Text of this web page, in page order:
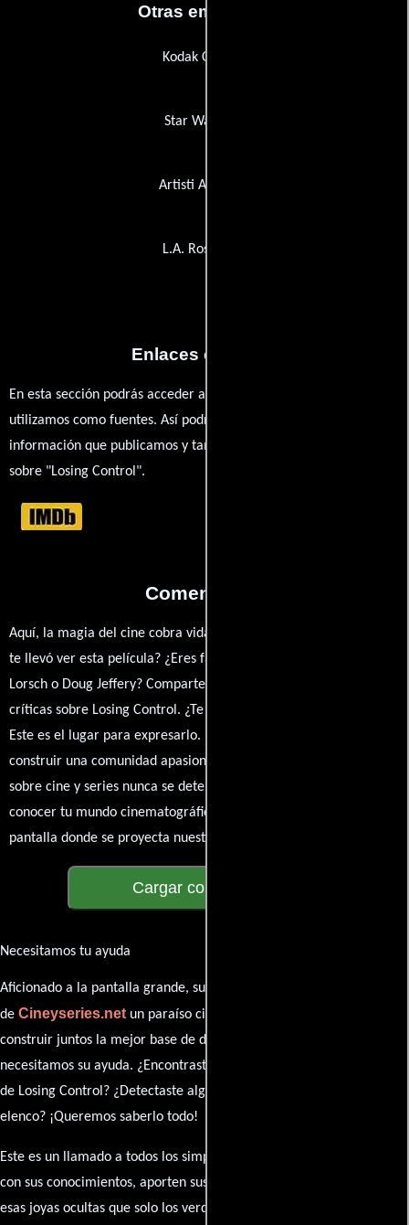
Otras empresas
Kodak Canada
Star Waggons
Artisti Associati
L.A. Rose Café
Enlaces externos
En esta sección podrás acceder a los recursos externos que
utilizamos como fuentes. Así podrás chequear toda la
información que publicamos y también ampliar tu conocimiento
sobre "Losing Control".
Comentarios
Aquí, la magia del cine cobra vida a través de tus opiniones. ¿Qué
te llevó ver esta película? ¿Eres fan de Julie Jordan, Kira Reed
Lorsch o Doug Jeffery? Comparte tus pensamientos, emociones y
críticas sobre Losing Control. ¿Te hizo reír, llorar o reflexionar?
Este es el lugar para expresarlo. ¡No te guardes nada! Queremos
construir una comunidad apasionada donde la conversación
sobre cine y series nunca se detenga. Únete a la charla y déjanos
conocer tu mundo cinematográfico. ¡Los comentarios son la
pantalla donde se proyecta nuestra diversidad de opiniones!
Cargar comentarios
Necesitamos tu ayuda
Aficionado a la pantalla grande, su participación es clave para hacer
de Cineyseries.netun paraíso cinéfilo completo. Queremos
construir juntos la mejor base de datos cinematográfica, pero
necesitamos su ayuda. ¿Encontraste algún dato faltante en la ficha
de Losing Control? ¿Detectaste algún error en la sinopsis o el
elenco? ¡Queremos saberlo todo!
Este es un llamado a todos los simpatizantes del cine: contribuyan
con sus conocimientos, aporten sus descubrimientos y compartan
esas joyas ocultas que solo los verdaderos fanáticos conocen. Sus